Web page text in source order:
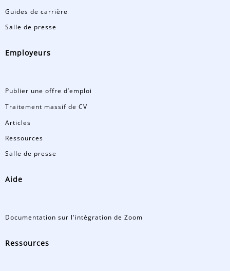
Guides de carrière
Salle de presse
Employeurs
Publier une offre d’emploi
Traitement massif de CV
Articles
Ressources
Salle de presse
Aide
Documentation sur l'intégration de Zoom
Ressources